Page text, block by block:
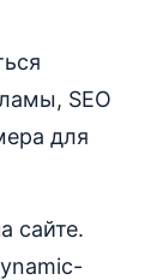
SEO
для
сайте.